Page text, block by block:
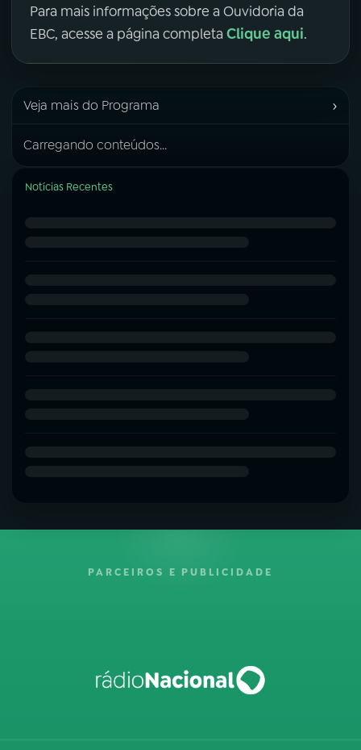
Para mais informações sobre a Ouvidoria da
EBC, acesse a página completa Clique aqui.
Veja mais do Programa ›
Carregando conteúdos...
Notícias Recentes
PARCEIROS E PUBLICIDADE